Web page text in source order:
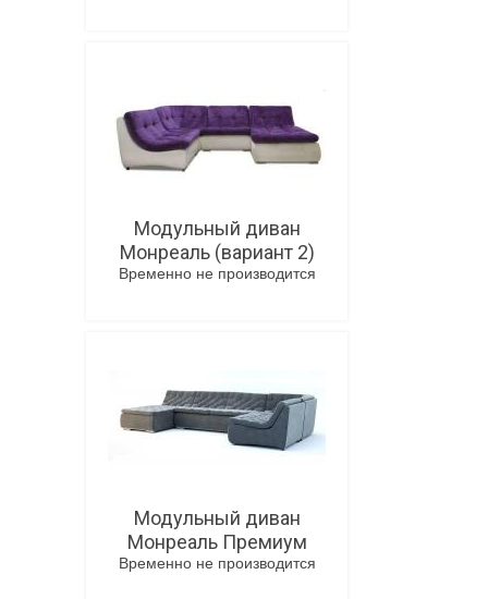
Модульный диван
Монреаль (вариант 2)
Временно не производится
Модульный диван
Монреаль Премиум
Временно не производится